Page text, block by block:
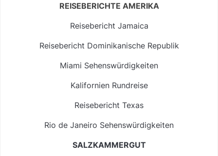
REISEBERICHTE AMERIKA
Reisebericht Jamaica
Reisebericht Dominikanische Republik
Miami Sehenswürdigkeiten
Kalifornien Rundreise
Reisebericht Texas
Rio de Janeiro Sehenswürdigkeiten
SALZKAMMERGUT